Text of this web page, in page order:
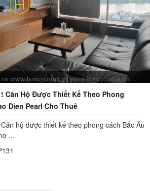
Căn Hộ Được Thiết Kế Theo Phong
Dien Pearl Cho Thuê
hộ được thiết kế theo phong cách Bắc Âu
...